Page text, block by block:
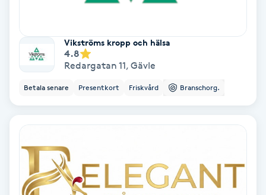
Slingor
Spa manikyr & pedikyr
Spa-manikyr
Vikströms kropp och hälsa
4.8
Redargatan 11, Gävle
Betala senare Presentkort Friskvård Branschorg.